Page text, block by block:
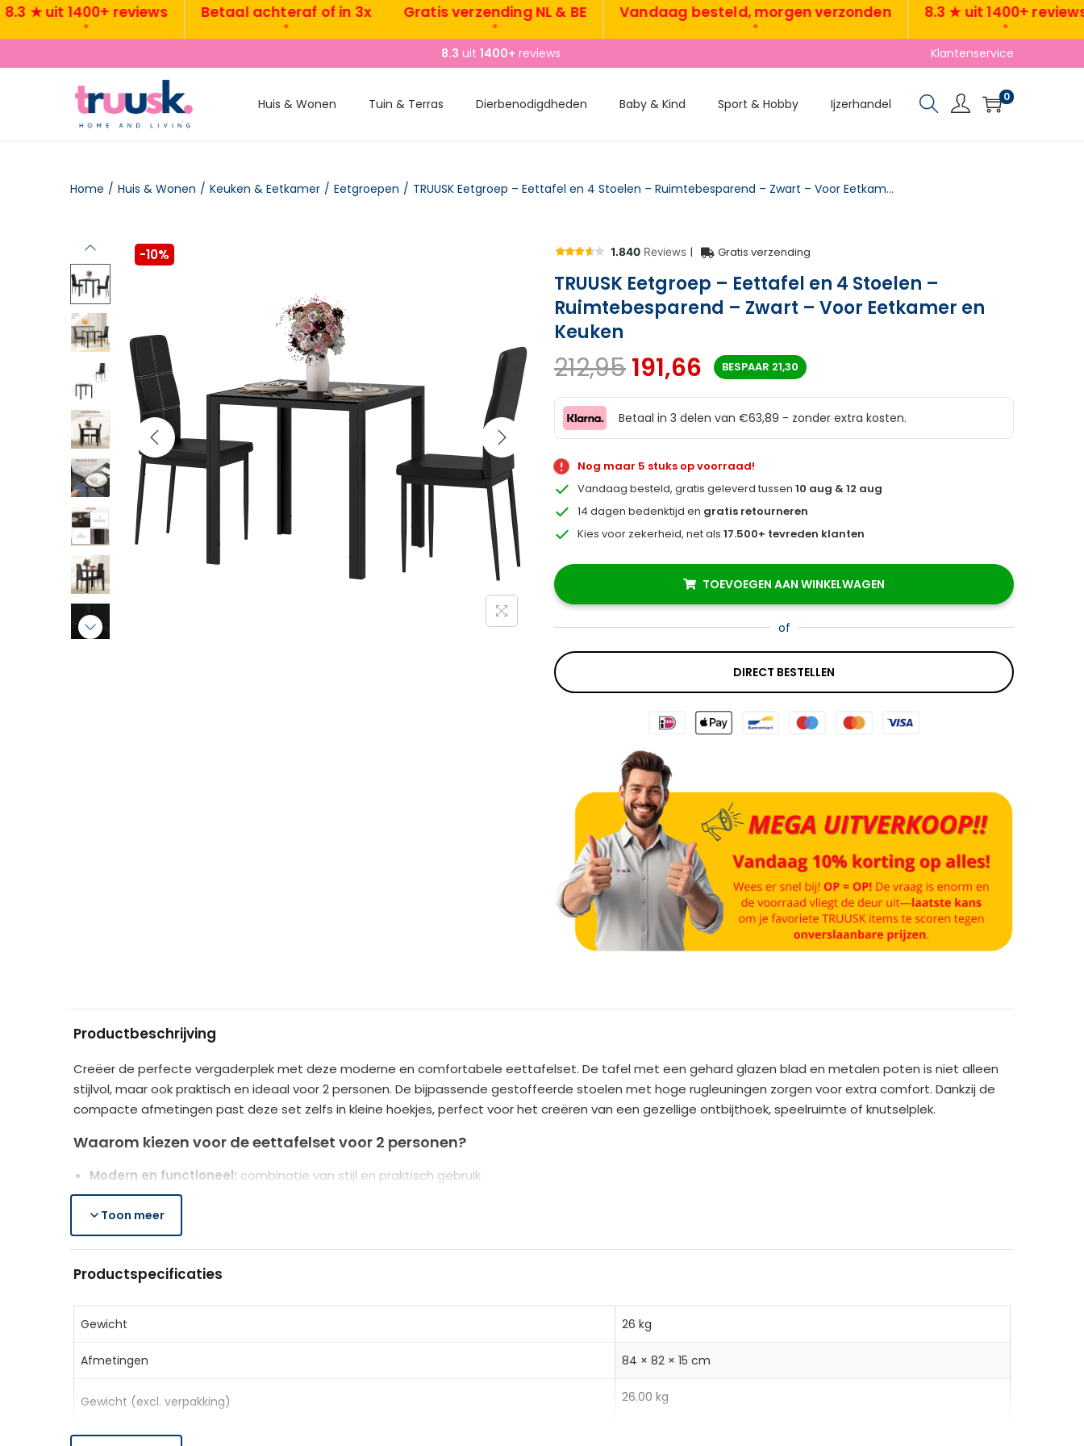
uit 1400+ reviews Betaal achteraf of in 3x Gratis verzending NL & BE Vandaag besteld, morgen verzonden 8.3 ★ uit 1400+ reviews
8.3 uit 1400+ reviews Klantenservice
Huis & Wonen Tuin & Terras Dierbenodigdheden Baby & Kind Sport & Hobby Ijzerhandel 0
Home / Huis & Wonen / Keuken & Eetkamer / Eetgroepen / TRUUSK Eetgroep – Eettafel en 4 Stoelen – Ruimtebesparend – Zwart – Voor Eetkamer en Keuken
-10% | Gratis verzending
TRUUSK Eetgroep – Eettafel en 4 Stoelen –
Ruimtebesparend – Zwart – Voor Eetkamer en
Keuken
212,95191,66 BESPAAR 21,30
Betaal in 3 delen van €63,89 - zonder extra kosten.
Nog maar 5 stuks op voorraad!
Vandaag besteld, gratis geleverd tussen10 aug & 12 aug
14 dagen bedenktijd en gratis retourneren
Kies voor zekerheid, net als17.500+ tevreden klanten
TOEVOEGEN AAN WINKELWAGEN
of
DIRECT BESTELLEN
r
n
a
Productbeschrijving
Creëer de perfecte vergaderplek met deze moderne en comfortabele eettafelset. De tafel met een gehard glazen blad en metalen poten is niet alleen
stijlvol, maar ook praktisch en ideaal voor 2 personen. De bijpassende gestoffeerde stoelen met hoge rugleuningen zorgen voor extra comfort. Dankzij de
compacte afmetingen past deze set zelfs in kleine hoekjes, perfect voor het creëren van een gezellige ontbijthoek, speelruimte of knutselplek.
Waarom kiezen voor de eettafelset voor 2 personen?
Modern en functioneel: combinatie van stijl en praktisch gebruik
Comfortabel:ergonomische stoelen met hoge rugleuningen en kunstleren bekleding
Duurzaam materiaal:
Productspecificaties
Kleur:Zwart
Materiaal:Staal, gehard glas, kunstleer
Afmetingen tafel:
Zitmaat:40 x 40 x 46 cm
Toon meer
Productspecificaties
Gewicht 26 kg
Afmetingen 84 × 82 × 15 cm
Gewicht (excl. verpakking) 26.00 kg